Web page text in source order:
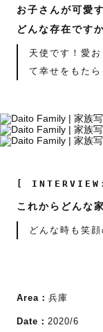
お子さんが可愛
どんな存在です
天使です！愛
て幸せをもたら
[
これからどんな
どんな時も笑
Area： 兵庫
Date： 2020/6